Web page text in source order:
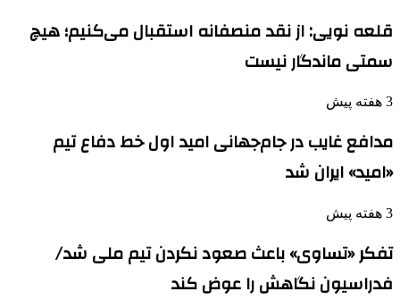
قلعه نویی: از نقد منصفانه استقبال می‌کنیم؛ هیچ
سمتی ماندگار نیست
3 هفته پیش
مدافع غایب در جام‌جهانی امید اول خط دفاع تیم
«امید» ایران شد
3 هفته پیش
تفکر «تساوی» باعث صعود نکردن تیم ملی شد/
فدراسیون نگاهش را عوض کند